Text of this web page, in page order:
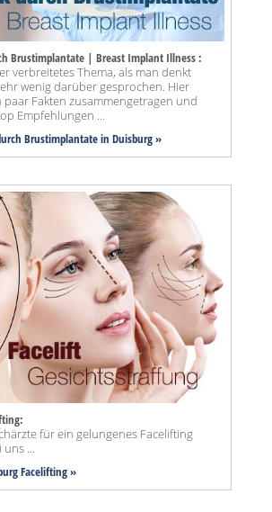
Brustimplantate | Breast Implant Illness :
verbreitetes Thema, als man denkt
wenig darüber gesprochen. Hier
paar Fakten zusammengetragen und
Empfehlungen ...
Brustimplantate in Duisburg »
für ein gelungenes Facelifting
...
Facelifting »